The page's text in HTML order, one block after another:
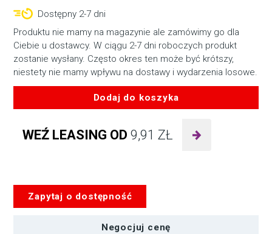
Dostępny 2-7 dni
Produktu nie mamy na magazynie ale zamówimy go dla
Ciebie u dostawcy. W ciągu 2-7 dni roboczych produkt
zostanie wysłany. Często okres ten może być krótszy,
niestety nie mamy wpływu na dostawy i wydarzenia losowe.
Dodaj do koszyka
Karta
SanDisk
150/70
WEŹ LEASING OD9,91ZŁ
Zapytaj o dostępność
Negocjuj cenę